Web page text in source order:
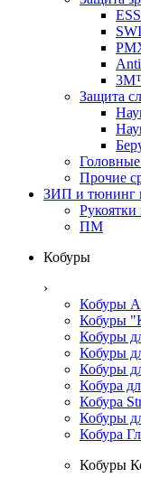
ESS
Защита
Прочие
ЗИП и тюнинг
Рукоятки
ПМ
Кобуры
›
Кобуры
Кобуры
Кобуры
Кобуры
Кобуры
Кобура
Кобура
Кобуры
Кобура
Кобуры